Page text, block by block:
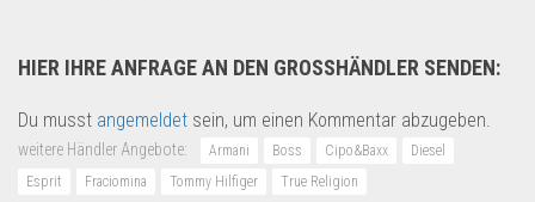
HIER IHRE ANFRAGE AN DEN GROSSHÄNDLER SENDEN:
Du musst angemeldet sein, um einen Kommentar abzugeben.
weitere Händler Angebote: Armani Boss Cipo&Baxx
Diesel
Esprit
Fraciomina Tommy Hilfiger True Religion